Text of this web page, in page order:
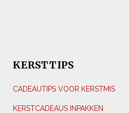
KERSTTIPS
CADEAUTIPS VOOR KERSTMIS
KERSTCADEAUS INPAKKEN